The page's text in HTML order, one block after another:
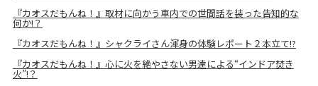
『カオスだもんね！』取材に向かう車内での世間話を装った告知的な
何か!？
『カオスだもんね！』シャクライさん渾身の体験レポート２本立て!?
『カオスだもんね！』心に火を絶やさない男達による“インドア焚き
火”!？